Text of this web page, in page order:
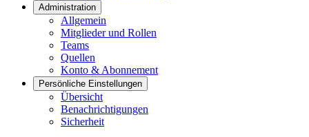
Administration
Allgemein
Mitglieder und Rollen
Teams
Quellen
Konto & Abonnement
Persönliche Einstellungen
Übersicht
Benachrichtigungen
Sicherheit